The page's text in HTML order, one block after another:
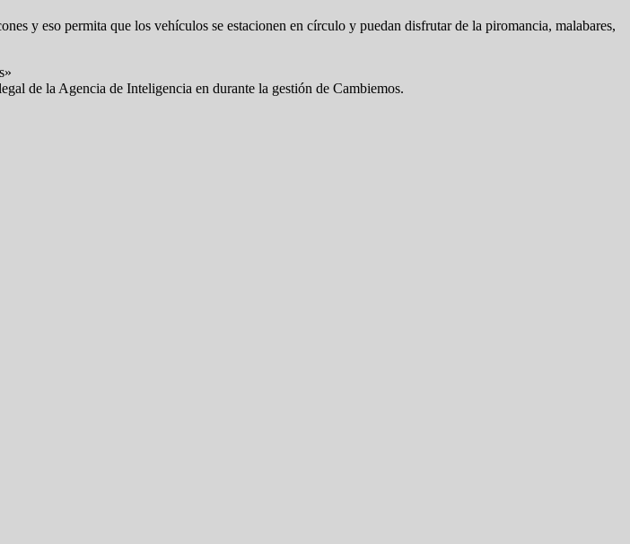
y eso permita que los vehículos se estacionen en círculo y puedan disfrutar de la piromancia, malabares,
de la Agencia de Inteligencia en durante la gestión de Cambiemos.